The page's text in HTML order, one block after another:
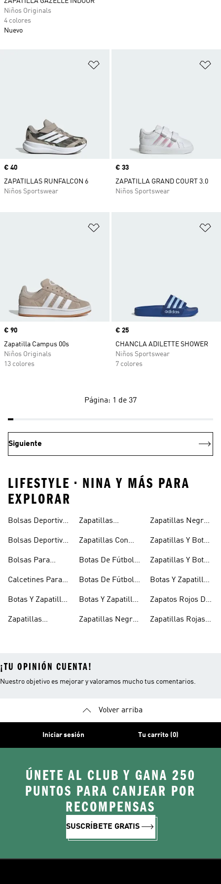
Precio
€ 40
ZAPATILLAS RUNFALCON 6
Niños Sportswear
Precio
€ 33
ZAPATILLA GRAND COURT 3.0
Niños Sportswear
Precio
€ 90
Zapatilla Campus 00s
Niños Originals
13 colores
Precio
€ 25
CHANCLA ADILETTE SHOWER
Niños Sportswear
7 colores
Niños Originals
4 colores
Nuevo
Página: 1 de 37
Siguiente
LIFESTYLE • NINA Y MÁS PARA
EXPLORAR
Bolsas Deportivas
Bolsas Deportivas
Bolsas Para
Calcetines Para
Botas Y Zapatillas
Zapatillas
Niñas
Zapatillas
Niños
Zapatillas Con
Niños
Botas De Fútbol
Botas De Fútbol
Botas Y Zapatillas
Niños
Zapatillas Negras
Zapatillas Negras
Zapatillas Y Botas
Zapatillas Y Botas
Botas Y Zapatillas
Zapatos Rojos De
Zapatillas Rojas
¡TU OPINIÓN CUENTA!
Nuestro objetivo es mejorar y valoramos mucho tus comentarios.
Volver arriba
Iniciar sesión Tu carrito (0)
ÚNETE AL CLUB Y GANA 250
PUNTOS PARA CANJEAR POR
RECOMPENSAS
SUSCRÍBETE GRATIS